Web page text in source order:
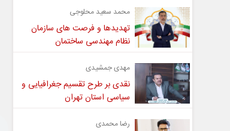
محمد سعید محلوجی
تهدیدها و فرصت های سازمان
نظام مهندسی ساختمان
مهدی جمشیدی
نقدی بر طرح تقسیم جغرافیایی و
سیاسی استان تهران
رضا محمدی